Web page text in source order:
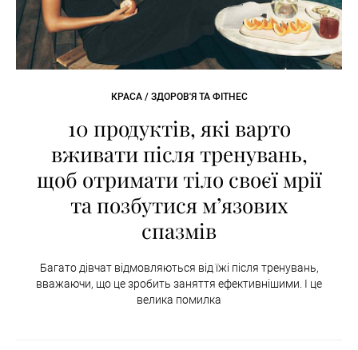
КРАСА / ЗДОРОВ'Я ТА ФІТНЕС
10 продуктів, які варто
вживати після тренувань,
щоб отримати тіло своєї мрії
та позбутися м’язових
спазмів
Багато дівчат відмовляються від їжі після тренувань,
вважаючи, що це зробить заняття ефективнішими. І це
велика помилка